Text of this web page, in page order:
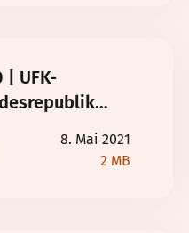
| UFK-
8. Mai 2021
2 MB